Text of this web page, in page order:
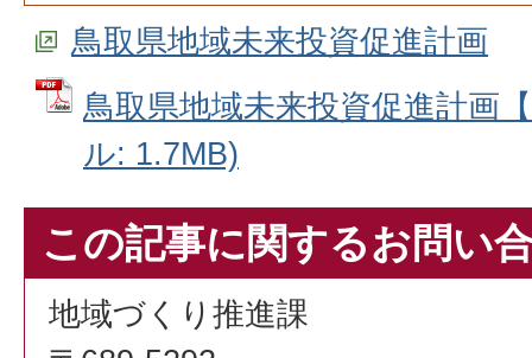
鳥取県地域未来投資促進計画
鳥取県地域未来投資促進計画
ル: 1.7MB)
この記事に関するお問い
地域づくり推進課